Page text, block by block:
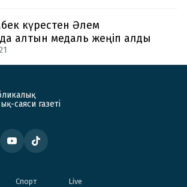
күрестен Әлем
алтын медаль жеңіп алды
саяси газеті
Спорт Live